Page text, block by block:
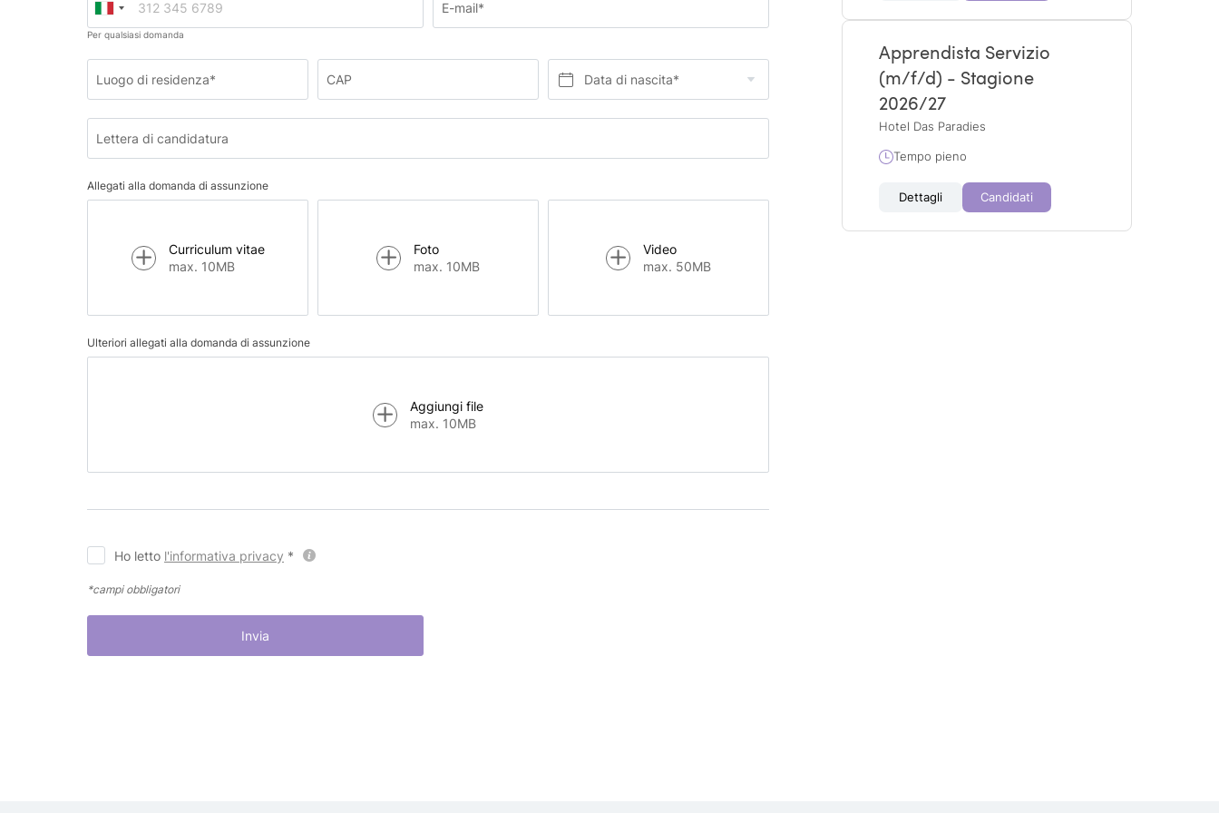
Per qualsiasi domanda
E-mail*
Luogo di residenza* CAP Data di nascita*
Lettera di candidatura
Allegati alla domanda di assunzione
Curriculum vitae
max. 10MB
Foto
max. 10MB
Video
max. 50MB
Ulteriori allegati alla domanda di assunzione
Aggiungi file
max. 10MB
Ho letto l'informativa privacy *
*campi obbligatori
Invia
Apprendista Servizio
(m/f/d) - Stagione
2026/27
Hotel Das Paradies
Tempo pieno
Dettagli Candidati